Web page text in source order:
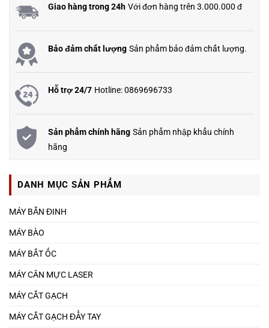
Giao hàng trong 24h Với đơn hàng trên 3.000.000 đ
Bảo đảm chất lượng Sản phẩm bảo đảm chất lượng.
Hỗ trợ 24/7 Hotline: 0869696733
Sản phẩm chính hãng Sản phẩm nhập khẩu chính
hãng
DANH MỤC SẢN PHẨM
MÁY BẮN ĐINH
MÁY BÀO
MÁY BẮT ỐC
MÁY CÂN MỰC LASER
MÁY CẮT GẠCH
MÁY CẮT GẠCH ĐẨY TAY